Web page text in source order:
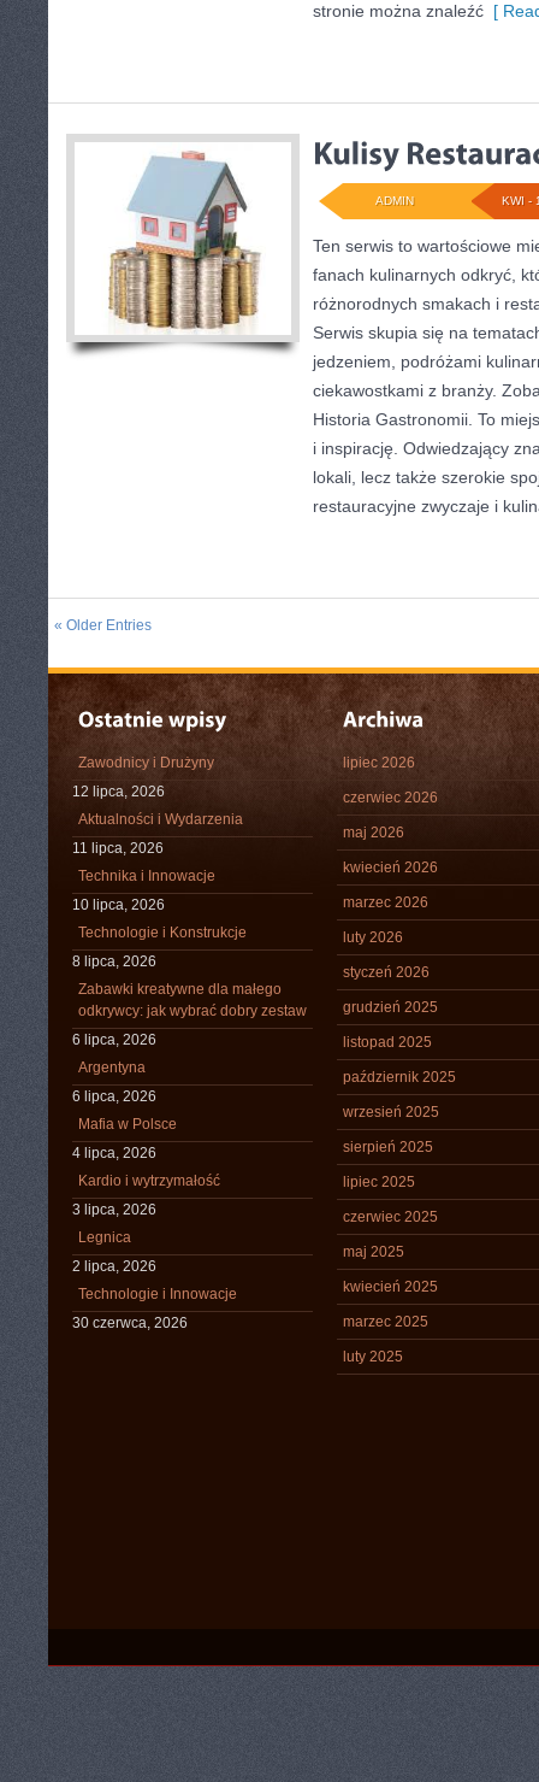
stronie można znaleźć [
KWI -
ADMIN
Ten serwis to wartościowe
fanach kulinarnych odkryć,
różnorodnych smakach i
Serwis skupia się na
jedzeniem, podróżami
ciekawostkami z branży.
Historia Gastronomii. To
i inspirację. Odwiedzający
lokali, lecz także szerokie
restauracyjne zwyczaje i
« Older Entries
Zawodnicy i Drużyny
12 lipca, 2026
Aktualności i Wydarzenia
11 lipca, 2026
Technika i Innowacje
10 lipca, 2026
Technologie i Konstrukcje
8 lipca, 2026
Zabawki kreatywne dla małego
odkrywcy: jak wybrać dobry zestaw
6 lipca, 2026
Argentyna
6 lipca, 2026
Mafia w Polsce
4 lipca, 2026
Kardio i wytrzymałość
3 lipca, 2026
Legnica
2 lipca, 2026
Technologie i Innowacje
30 czerwca, 2026
lipiec 2026
czerwiec 2026
maj 2026
kwiecień 2026
marzec 2026
luty 2026
styczeń 2026
grudzień 2025
listopad 2025
październik 2025
wrzesień 2025
sierpień 2025
lipiec 2025
czerwiec 2025
maj 2025
kwiecień 2025
marzec 2025
luty 2025